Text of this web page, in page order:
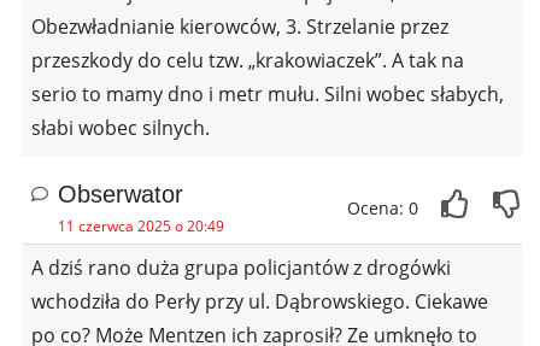
Obezwładnianie kierowców, 3. Strzelanie przez
przeszkody do celu tzw. „krakowiaczek”. A tak na
serio to mamy dno i metr mułu. Silni wobec słabych,
słabi wobec silnych.
Obserwator
11 czerwca 2025 o 20:49
Ocena: 0
A dziś rano duża grupa policjantów z drogówki
wchodziła do Perły przy ul. Dąbrowskiego. Ciekawe
po co? Może Mentzen ich zaprosił? Ze umknęło to